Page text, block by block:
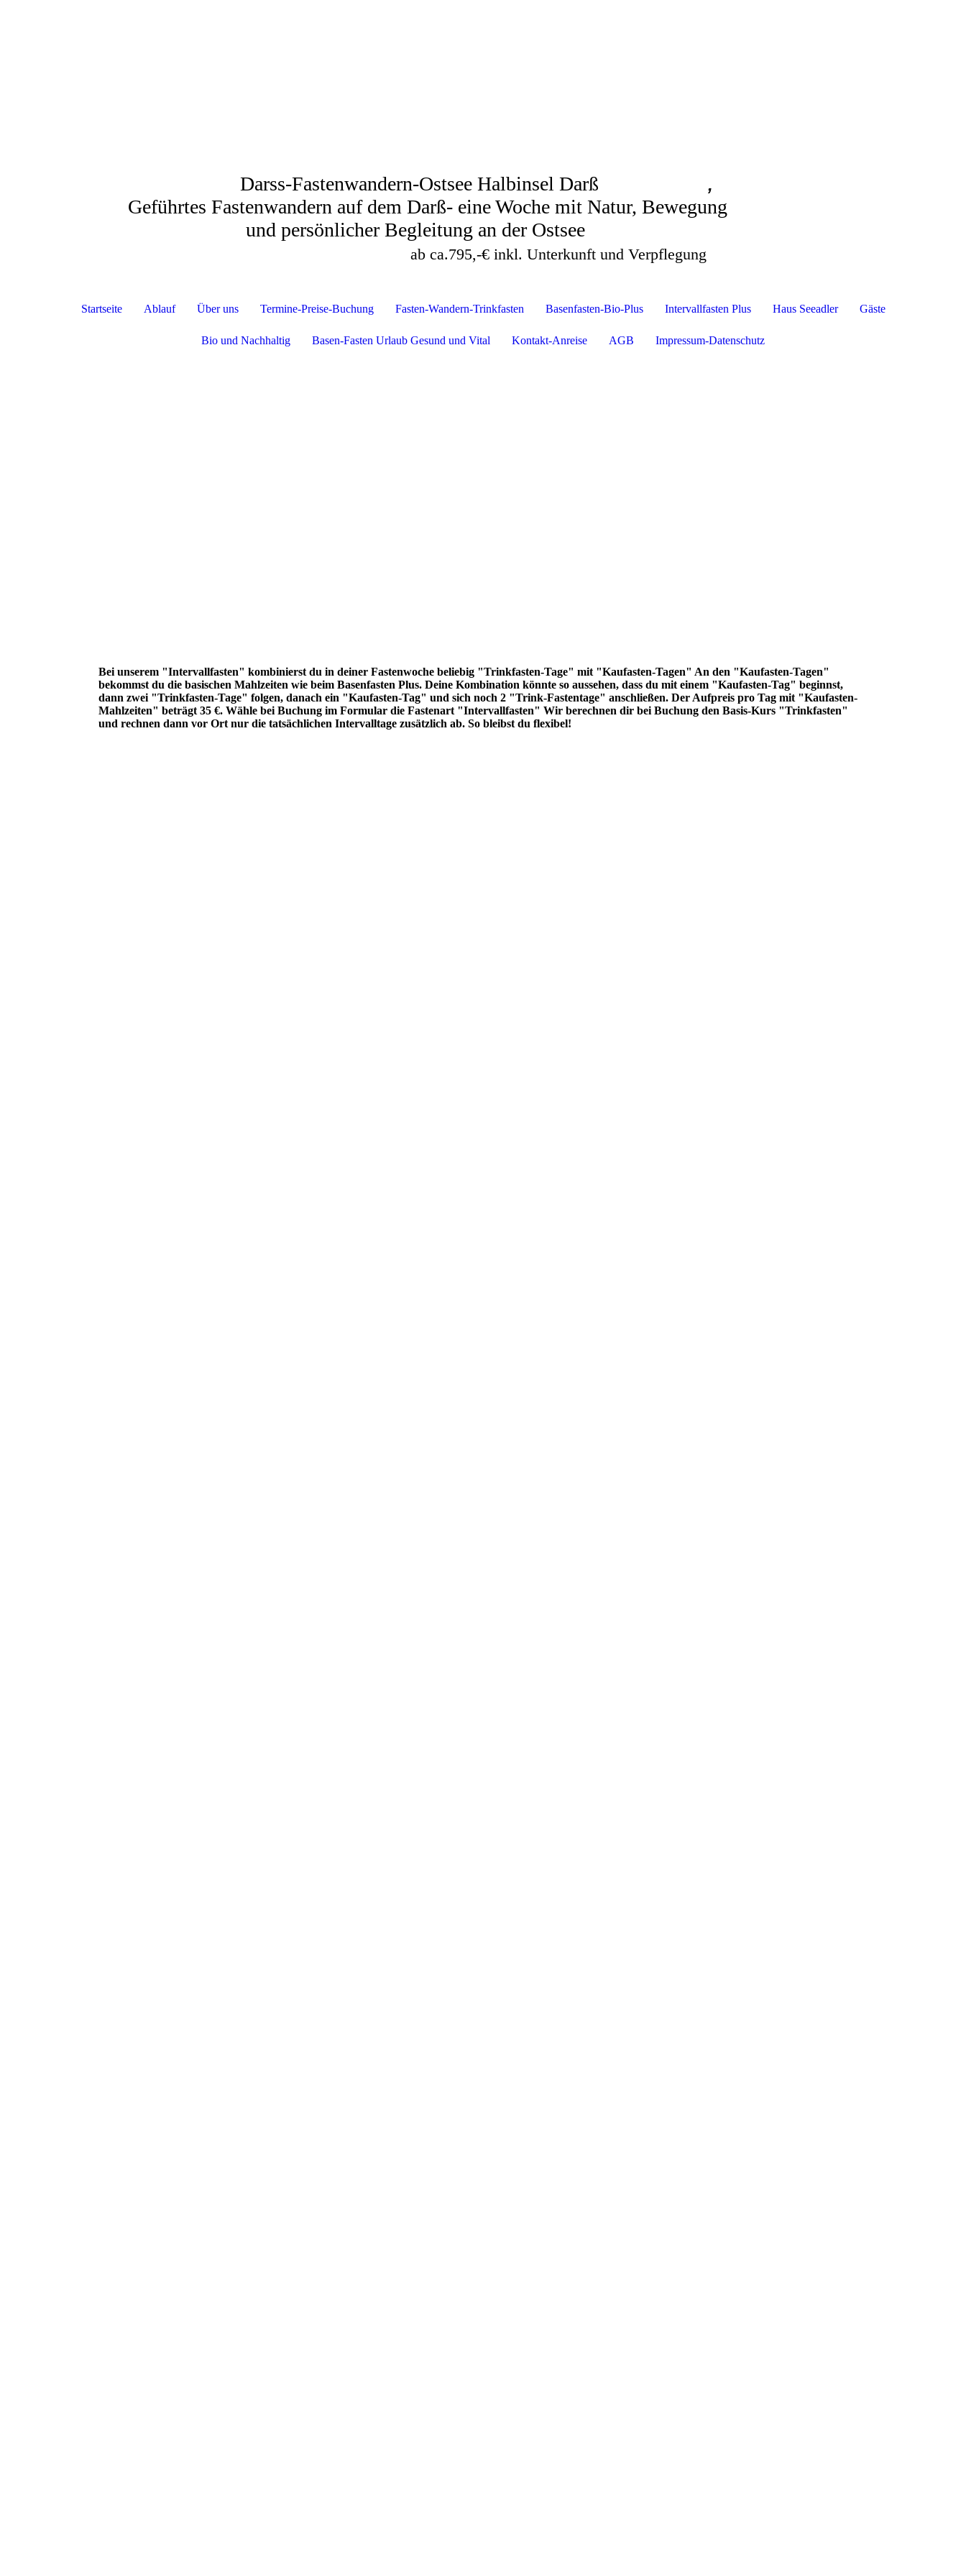
Darss-Fastenwandern-Ostsee Halbinsel Darß ,
Geführtes Fastenwandern auf dem Darß- eine Woche mit Natur, Bewegung
und persönlicher Begleitung an der Ostsee
ab ca.795,-€ inkl. Unterkunft und Verpflegung
Startseite Ablauf Über uns Termine-Preise-Buchung Fasten-Wandern-Trinkfasten Basenfasten-Bio-Plus Intervallfasten Plus Haus Seeadler Gäste
Bio und Nachhaltig Basen-Fasten Urlaub Gesund und Vital Kontakt-Anreise AGB Impressum-Datenschutz
Bei unserem "Intervallfasten" kombinierst du in deiner Fastenwoche beliebig "Trinkfasten-Tage" mit "Kaufasten-Tagen" An den "Kaufasten-Tagen"
bekommst du die basischen Mahlzeiten wie beim Basenfasten Plus. Deine Kombination könnte so aussehen, dass du mit einem "Kaufasten-Tag" beginnst,
dann zwei "Trinkfasten-Tage" folgen, danach ein "Kaufasten-Tag" und sich noch 2 "Trink-Fastentage" anschließen. Der Aufpreis pro Tag mit "Kaufasten-
Mahlzeiten" beträgt 35 €. Wähle bei Buchung im Formular die Fastenart "Intervallfasten" Wir berechnen dir bei Buchung den Basis-Kurs "Trinkfasten"
und rechnen dann vor Ort nur die tatsächlichen Intervalltage zusätzlich ab. So bleibst du flexibel!